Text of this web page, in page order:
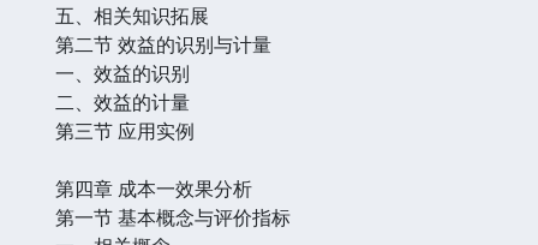
五、相关知识拓展
第二节 效益的识别与计量
一、效益的识别
二、效益的计量
第三节 应用实例
第四章 成本一效果分析
第一节 基本概念与评价指标